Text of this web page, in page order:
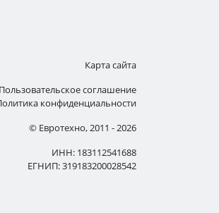
Карта сайта
Пользовательское соглашение
конфиденциальности
© Евротехно, 2011 - 2026
ИНН: 183112541688
ЕГНИП: 319183200028542